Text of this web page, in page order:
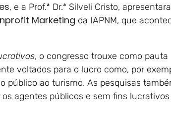
, e a Prof.ª Dr.ª Silveli Cristo,
Marketing da IAPNM, que
, o congresso trouxe como pauta
voltados para o lucro como, por
público ao turismo. As pesquisas
agentes públicos e sem fins